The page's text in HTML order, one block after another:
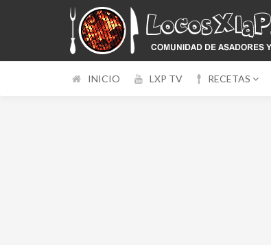
INICIO LXP TV RECETAS